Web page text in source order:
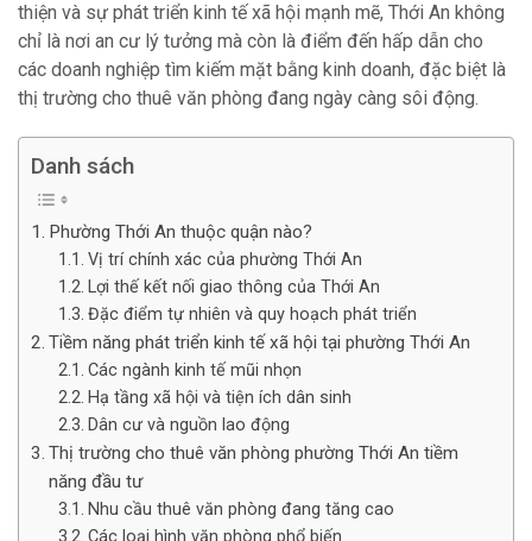
thiện và sự phát triển kinh tế xã hội mạnh mẽ, Thới An không
chỉ là nơi an cư lý tưởng mà còn là điểm đến hấp dẫn cho
các doanh nghiệp tìm kiếm mặt bằng kinh doanh, đặc biệt là
thị trường cho thuê văn phòng đang ngày càng sôi động.
Danh sách
Phường Thới An thuộc quận nào?
Vị trí chính xác của phường Thới An
Lợi thế kết nối giao thông của Thới An
Đặc điểm tự nhiên và quy hoạch phát triển
Tiềm năng phát triển kinh tế xã hội tại phường Thới An
Các ngành kinh tế mũi nhọn
Hạ tầng xã hội và tiện ích dân sinh
Dân cư và nguồn lao động
Thị trường cho thuê văn phòng phường Thới An tiềm
năng đầu tư
Nhu cầu thuê văn phòng đang tăng cao
Các loại hình văn phòng phổ biến